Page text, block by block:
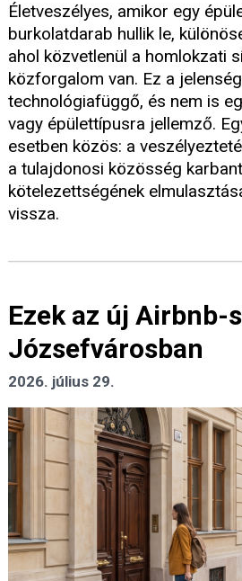
Életveszélyes, amikor egy
burkolatdarab hullik le,
ahol közvetlenül a homlokzati
közforgalom van. Ez a
technológiafüggő, és nem is
vagy épülettípusra jellemző.
esetben közös: a
a tulajdonosi közösség
kötelezettségének
vissza.
Ezek az új Airbnb-
Józsefvárosban
2026. július 29.